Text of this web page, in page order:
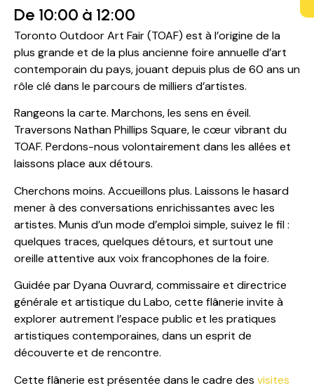
De 10:00 à 12:00
Toronto Outdoor Art Fair (TOAF) est à l’origine de la
plus grande et de la plus ancienne foire annuelle d’art
contemporain du pays, jouant depuis plus de 60 ans un
rôle clé dans le parcours de milliers d’artistes.
Rangeons la carte. Marchons, les sens en éveil.
Traversons Nathan Phillips Square, le cœur vibrant du
TOAF. Perdons-nous volontairement dans les allées et
laissons place aux détours.
Cherchons moins. Accueillons plus. Laissons le hasard
mener à des conversations enrichissantes avec les
artistes. Munis d’un mode d’emploi simple, suivez le fil :
quelques traces, quelques détours, et surtout une
oreille attentive aux voix francophones de la foire.
Guidée par Dyana Ouvrard, commissaire et directrice
générale et artistique du Labo, cette flânerie invite à
explorer autrement l’espace public et les pratiques
artistiques contemporaines, dans un esprit de
découverte et de rencontre.
Cette flânerie est présentée dans le cadre des visites